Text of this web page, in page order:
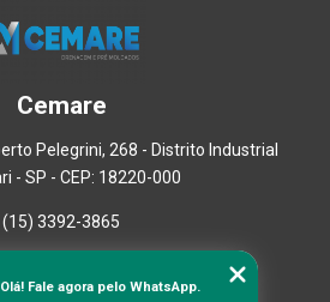
Cemare
Pelegrini, 268 - Distrito Industrial
- SP - CEP: 18220-000
(15) 3392-3865
Empresa
Olá! Fale agora pelo WhatsApp.